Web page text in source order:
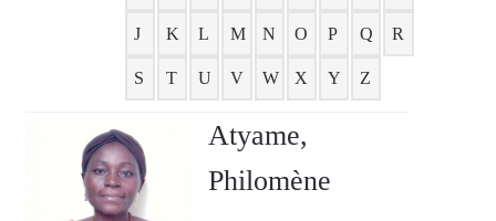
Manuskripte
Agenturleistungen
Newsletter
J K L M N O P Q R
S T U V W X Y Z
Atyame,
Philomène